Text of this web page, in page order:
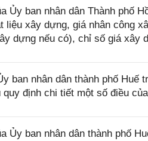
Ủy ban nhân dân Thành phố
liệu xây dựng, giá nhân công
dựng nếu có), chỉ số giá xây
ban nhân dân thành phố Huế
quy định chi tiết một số điều
Ủy ban nhân dân thành phố